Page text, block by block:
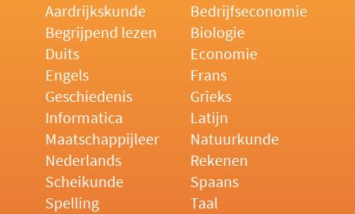
Aardrijkskunde
Bedrijfseconomie
Begrijpend lezen
Biologie
Duits
Economie
Engels
Frans
Geschiedenis
Grieks
Informatica
Latijn
Maatschappijleer
Natuurkunde
Nederlands
Rekenen
Scheikunde
Spaans
Spelling
Taal